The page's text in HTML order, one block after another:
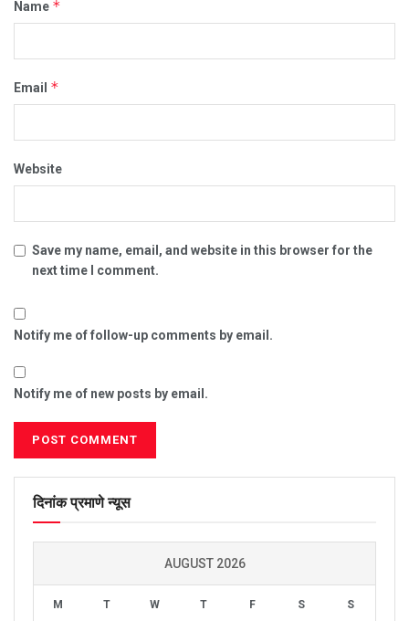
Name *
Email *
Website
Save my name, email, and website in this browser for the
next time I comment.
Notify me of follow-up comments by email.
Notify me of new posts by email.
दिनांक प्रमाणे न्यूस
AUGUST 2026
M T W T F S S